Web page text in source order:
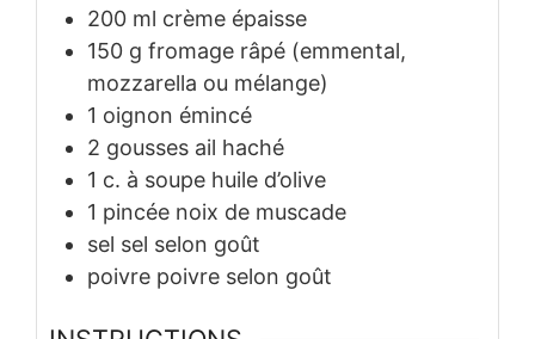
200 ml crème épaisse
150 g fromage râpé (emmental,
mozzarella ou mélange)
1 oignon émincé
2 gousses ail haché
1 c. à soupe huile d’olive
1 pincée noix de muscade
sel sel selon goût
poivre poivre selon goût